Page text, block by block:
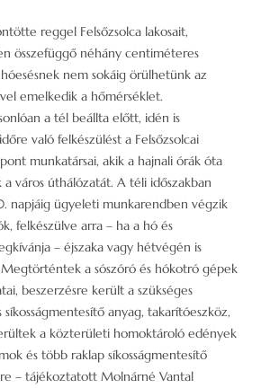
reggel Felsőzsolca lakosait,
összefüggő néhány centiméteres
nem sokáig örülhetünk az
emelkedik a hőmérséklet.
a tél beállta előtt, idén is
való felkészülést a Felsőzsolcai
munkatársai, akik a hajnali órák óta
város úthálózatát. A téli időszakban
napjáig ügyeleti munkarendben végzik
felkészülve arra – ha a hó és
– éjszaka vagy hétvégén is
a sószóró és hókotró gépek
beszerzésre került a szükséges
anyag, takarítóeszköz,
a közterületi homoktároló edények
és több raklap síkosságmentesítő
– tájékoztatott Molnárné Vantal